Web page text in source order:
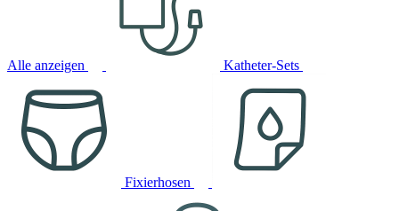
Alle anzeigen Katheter-Sets
Fixierhosen